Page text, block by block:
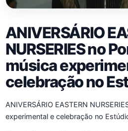
ANIVERSÁRIO
NURSERIES no
música
celebração no
ANIVERSÁRIO EASTERN
experimental e celebração no